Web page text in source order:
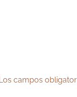
campos